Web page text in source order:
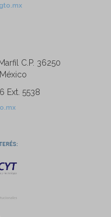
C.P. 36250
Ext. 5538